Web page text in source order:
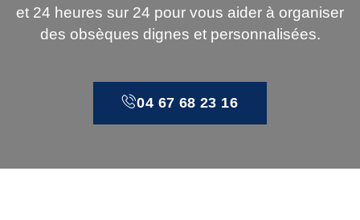
et 24 heures sur 24 pour vous aider à organiser
des obsèques dignes et personnalisées.
04 67 68 23 16